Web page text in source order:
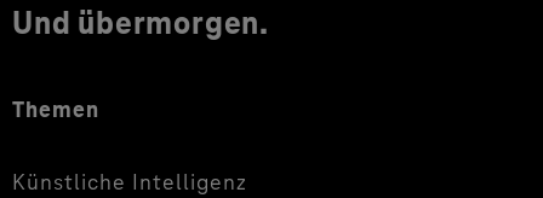
Und übermorgen.
Themen
Künstliche Intelligenz